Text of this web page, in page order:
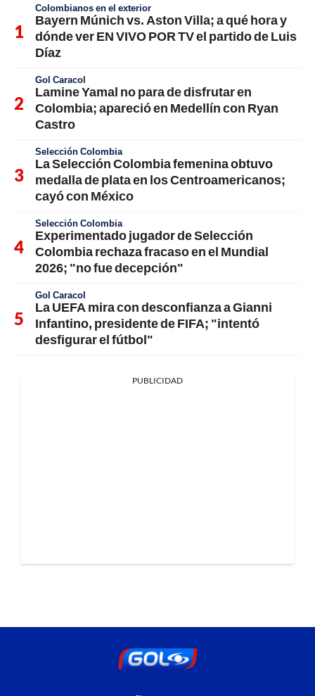
Colombianos en el exterior
Bayern Múnich vs. Aston Villa; a qué hora y
dónde ver EN VIVO POR TV el partido de Luis
Díaz
Gol Caracol
Lamine Yamal no para de disfrutar en
Colombia; apareció en Medellín con Ryan
Castro
Selección Colombia
La Selección Colombia femenina obtuvo
medalla de plata en los Centroamericanos;
cayó con México
Selección Colombia
Experimentado jugador de Selección
Colombia rechaza fracaso en el Mundial
2026; "no fue decepción"
Gol Caracol
La UEFA mira con desconfianza a Gianni
Infantino, presidente de FIFA; "intentó
desfigurar el fútbol"
PUBLICIDAD